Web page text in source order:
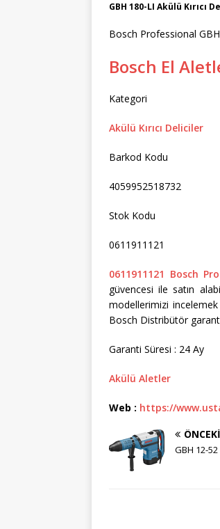
GBH 180-LI Akülü Kırıcı
Bosch Professional GBH
Bosch El
Kategori
Akülü Kırıcı Deliciler
Barkod Kodu
4059952518732
Stok Kodu
0611911121
0611911121 Bosch
güvencesi ile satın
modellerimizi
Bosch Distribütör
Garanti Süresi : 24 Ay
Akülü Aletler
Web : https://
ÖNCEKI
GBH 12-52